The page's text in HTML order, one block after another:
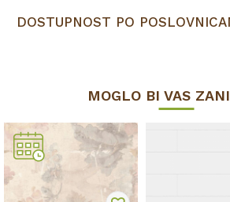
DOSTUPNOST PO
MOGLO BI VAS